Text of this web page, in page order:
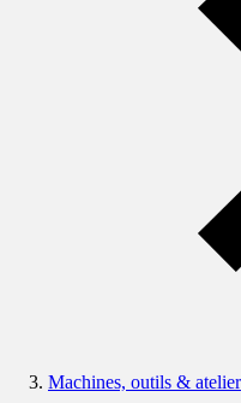
Machines, outils & atelier